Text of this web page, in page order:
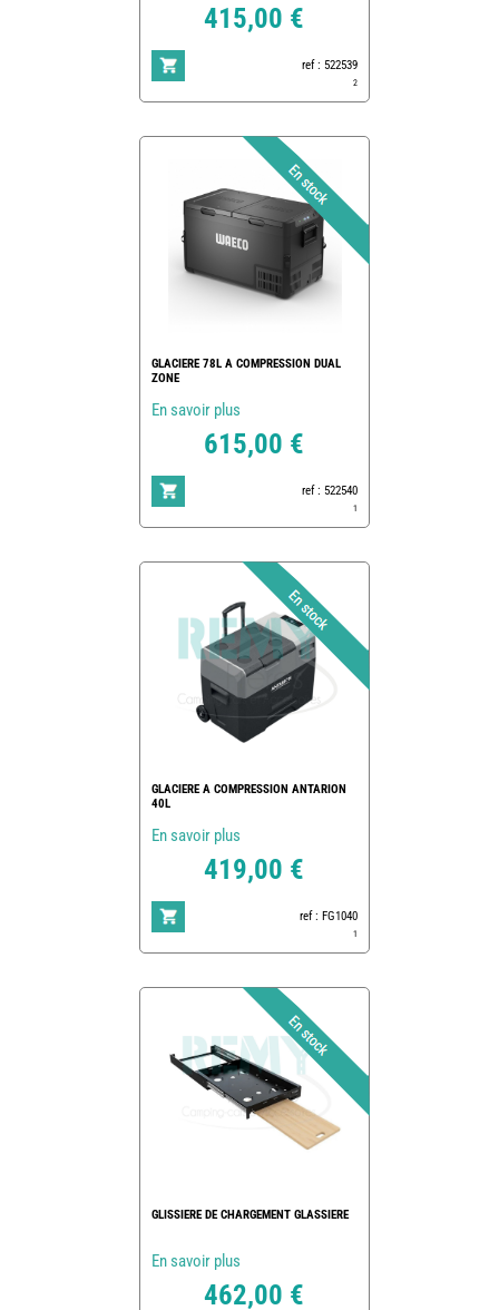
415,00 €
ref : 522539
2
GLACIERE 78L A COMPRESSION DUAL
ZONE
En savoir plus
615,00 €
ref : 522540
1
GLACIERE A COMPRESSION ANTARION
40L
En savoir plus
419,00 €
ref : FG1040
1
GLISSIERE DE CHARGEMENT GLASSIERE
En savoir plus
462,00 €